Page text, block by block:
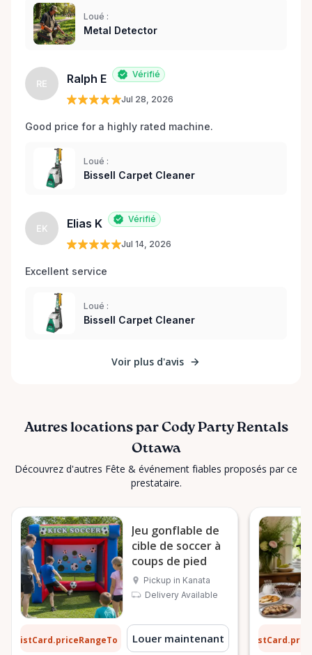
Loué :
Metal Detector
RE Ralph E Vérifié
Jul 28, 2026
Good price for a highly rated machine.
Loué :
Bissell Carpet Cleaner
EK Elias K Vérifié
Jul 14, 2026
Excellent service
Loué :
Bissell Carpet Cleaner
Voir plus d'avis
Autres locations par Cody Party Rentals
Ottawa
Découvrez d'autres Fête & événement fiables proposés par ce
prestataire.
Jeu gonflable de
cible de soccer à
coups de pied
Pickup in Kanata
Delivery Available
ListCard.priceRangeTo par jour
Louer maintenant